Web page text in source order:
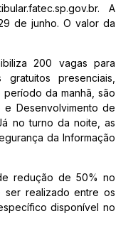
A
de junho. O valor da
200 vagas para
presenciais,
da manhã, são
Desenvolvimento de
no turno da noite, as
da Informação
redução de 50% no
realizado entre os
disponível no